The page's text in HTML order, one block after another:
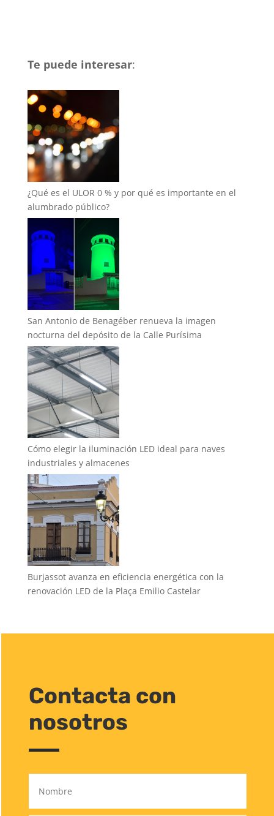
Te puede interesar:
¿Qué es el ULOR 0 % y por qué es importante en el
alumbrado público?
San Antonio de Benagéber renueva la imagen
nocturna del depósito de la Calle Purísima
Cómo elegir la iluminación LED ideal para naves
industriales y almacenes
Burjassot avanza en eficiencia energética con la
renovación LED de la Plaça Emilio Castelar
Contacta con
nosotros